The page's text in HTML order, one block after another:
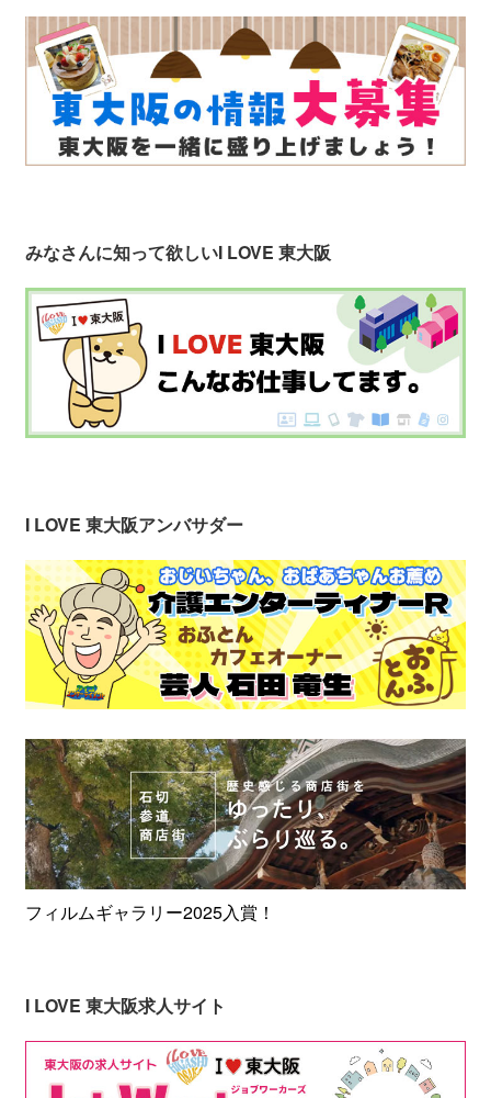
みなさんに知って欲しいI LOVE 東大阪
I LOVE 東大阪アンバサダー
フィルムギャラリー2025入賞！
I LOVE 東大阪求人サイト